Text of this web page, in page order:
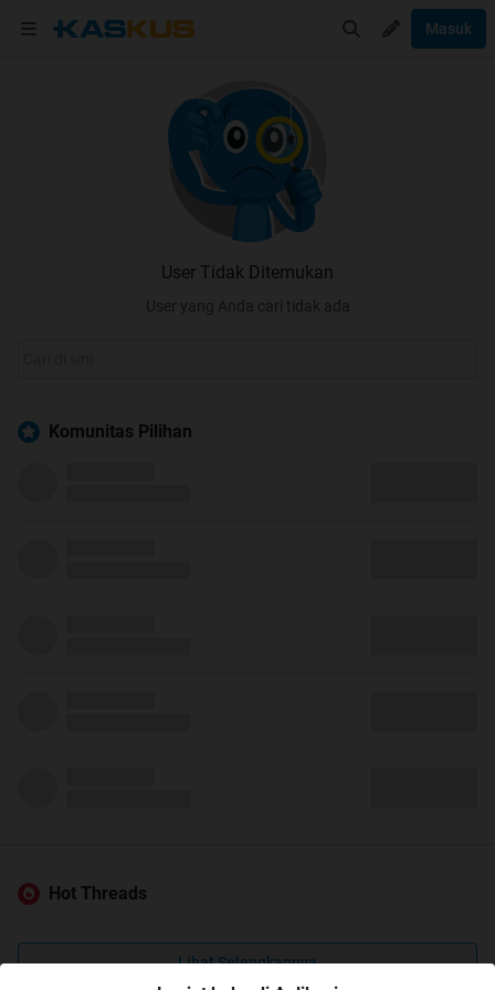
Masuk
User Tidak Ditemukan
User yang Anda cari tidak ada
Komunitas Pilihan
Hot Threads
Lihat Selengkapnya